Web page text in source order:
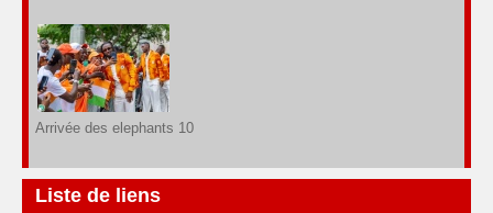
Arrivée des elephants 10
Liste de liens